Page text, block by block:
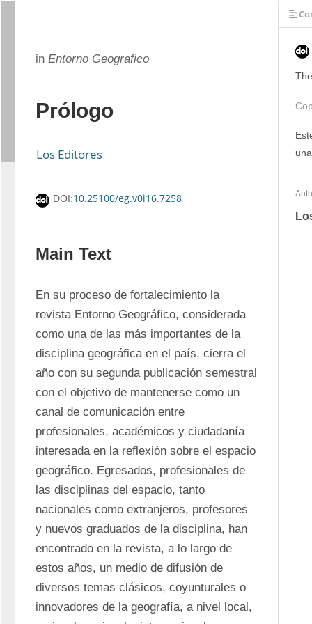
in Entorno Geografico
Prólogo
Los Editores
DOI:10.25100/eg.v0i16.7258
Main Text
En su proceso de fortalecimiento la
revista Entorno Geográfico, considerada
como una de las más importantes de la
disciplina geográfica en el país, cierra el
año con su segunda publicación semestral
con el objetivo de mantenerse como un
canal de comunicación entre
profesionales, académicos y ciudadanía
interesada en la reflexión sobre el espacio
geográfico. Egresados, profesionales de
las disciplinas del espacio, tanto
nacionales como extranjeros, profesores
y nuevos graduados de la disciplina, han
encontrado en la revista, a lo largo de
estos años, un medio de difusión de
diversos temas clásicos, coyunturales o
innovadores de la geografía, a nivel local,